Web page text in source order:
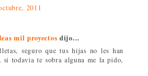
2011
mil proyectos dijo...
seguro que tus hijas no les han
si todavia te sobra alguna me la pido,